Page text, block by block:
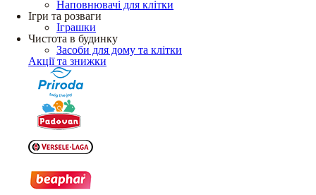
Наповнювачі для клітки
Ігри та розваги
Іграшки
Чистота в будинку
Засоби для дому та клітки
Акції та знижки